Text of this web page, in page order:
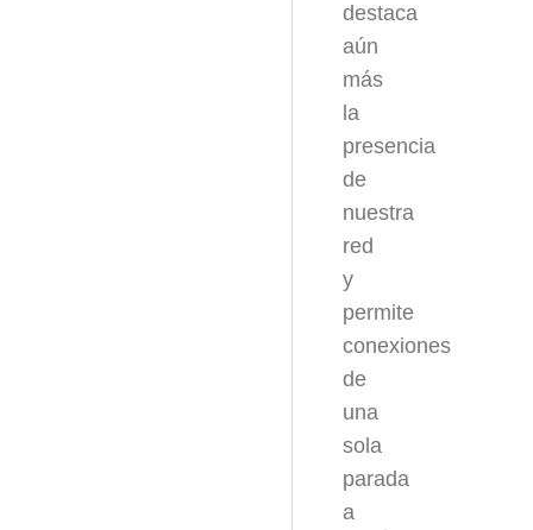
destaca
aún
más
la
presencia
de
nuestra
red
y
permite
conexiones
de
una
sola
parada
a